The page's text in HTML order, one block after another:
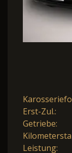
Erst-Zul.:
Getriebe:
Leistung: